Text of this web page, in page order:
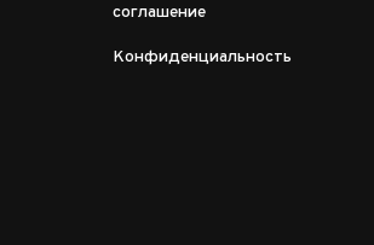
соглашение
Конфиденциальность